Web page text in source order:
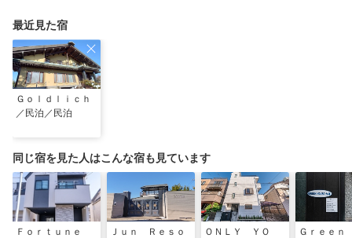
最近見た宿
Ｇｏｌｄｌｉｃｈ
／民泊／民泊
同じ宿を見た人はこんな宿も見ています
Ｆｏｒｔｕｎｅ
Ｊｕｎ Ｒｅｓｏ
ＯＮＬＹ ＹＯ
Ｇｒｅｅ